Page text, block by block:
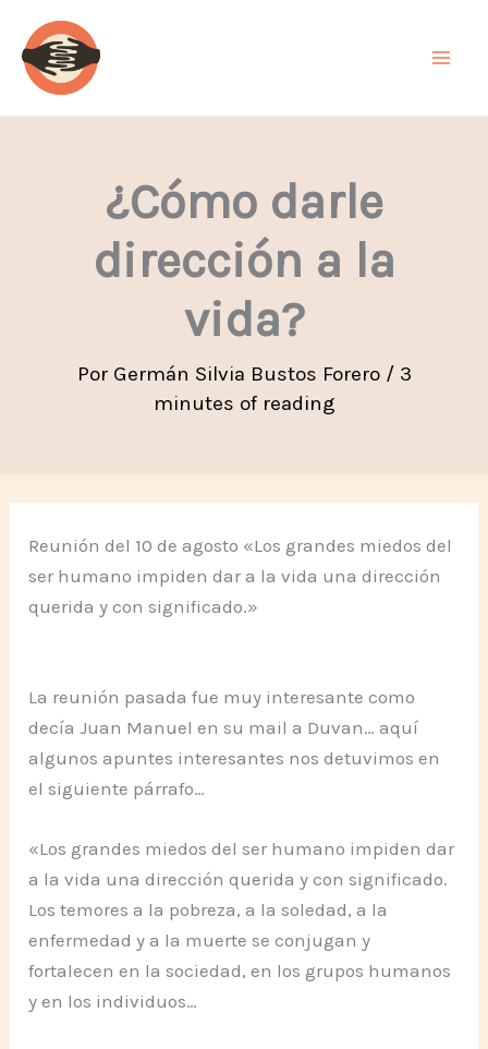
contenido
¿Cómo darle
dirección a la
vida?
Por Germán Silvia Bustos Forero / 3
minutes of reading
Reunión del 10 de agosto «Los grandes miedos del
ser humano impiden dar a la vida una dirección
querida y con significado.»
La reunión pasada fue muy interesante como
decía Juan Manuel en su mail a Duvan… aquí
algunos apuntes interesantes nos detuvimos en
el siguiente párrafo…
«Los grandes miedos del ser humano impiden dar
a la vida una dirección querida y con significado.
Los temores a la pobreza, a la soledad, a la
enfermedad y a la muerte se conjugan y
fortalecen en la sociedad, en los grupos humanos
y en los individuos…